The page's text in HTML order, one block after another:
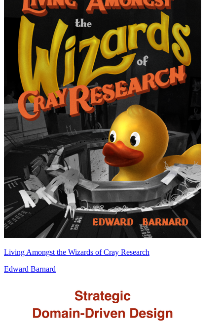
Living Amongst the Wizards of Cray Research
Edward Barnard